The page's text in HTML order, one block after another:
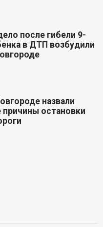
после гибели 9-
в ДТП возбудили
назвали
остановки